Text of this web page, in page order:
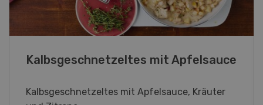
mit Apfelsauce
mit Apfelsauce, Kräuter
Lupinentätschli